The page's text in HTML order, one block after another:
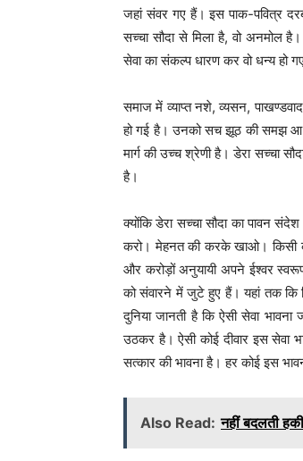
जहां संवर गए हैं। इस पाक-पवित्र
सच्चा सौदा से मिला है, वो अनमोल
सेवा का संकल्प धारण कर वो धन्य हो
समाज में व्याप्त नशे, व्यसन,
हो गई है। उनको सच झूठ की समझ आ
मार्ग की उच्च श्रेणी है। डेरा सच्चा
है।
क्योंकि डेरा सच्चा सौदा का पावन
करो। मेहनत की करके खाओ। किसी
और करोड़ों अनुयायी अपने ईश्वर
को संवारने में जुटे हुए हैं। यहां तक कि
दुनिया जानती है कि ऐसी सेवा
उठकर है। ऐसी कोई दीवार इस सेवा
सत्कार की भावना है। हर कोई इस
Also Read: नहीं बदलती